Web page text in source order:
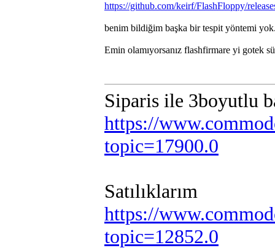
https://github.com/keirf/FlashFloppy/
benim bildiğim başka bir tespit yöntemi
Emin olamıyorsanız flashfirmare yi gotek
Siparis ile 3boyutlu
https://
topic=17900.0
Satılıklarım
https://
topic=12852.0